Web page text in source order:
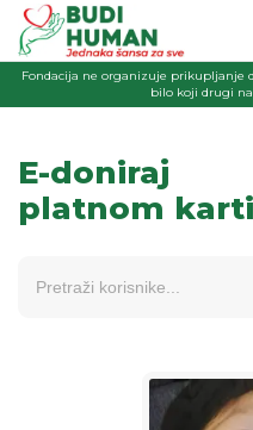
Fondacija ne organizuje
bilo koji drugi
E-doniraj
platnom